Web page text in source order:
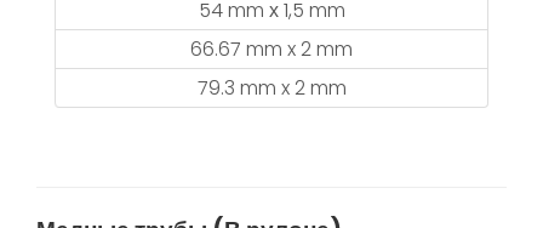
54 mm х 1,5 mm
66.67 mm x 2 mm
79.3 mm x 2 mm